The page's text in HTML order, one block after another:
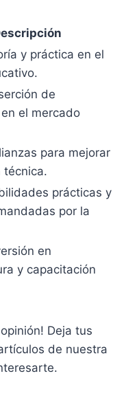
y práctica en el
de
el mercado
para mejorar
técnica.
prácticas y
por la
en
y capacitación
Deja tus
de nuestra